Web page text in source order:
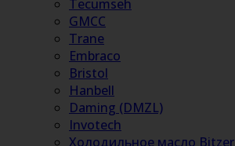
Tecumseh
GMCC
Trane
Embraco
Bristol
Hanbell
Daming (DMZL)
Invotech
Холодильное масло Bitzer